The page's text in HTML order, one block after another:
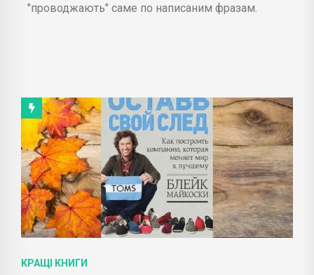
"проводжають" саме по написаним фразам.
КРАЩІ КНИГИ